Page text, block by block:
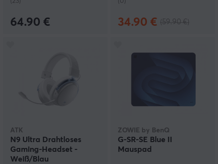
64.90 € 34.90 €
ATK
N9 Ultra Drahtloses
Gaming-Headset -
Weiß/Blau
ZOWIE by BenQ
G-SR-SE Blue II
Mauspad